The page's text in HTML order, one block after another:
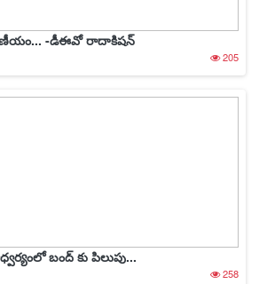
-డీఈవో రాదాకిషన్
205
బంద్ కు పిలుపు...
258